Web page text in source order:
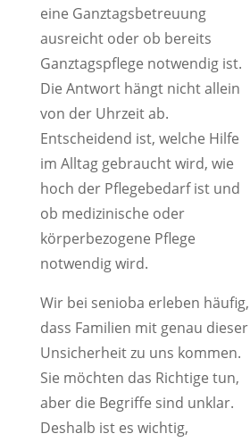
eine Ganztagsbetreuung
ausreicht oder ob bereits
Ganztagspflege notwendig ist.
Die Antwort hängt nicht allein
von der Uhrzeit ab.
Entscheidend ist, welche Hilfe
im Alltag gebraucht wird, wie
hoch der Pflegebedarf ist und
ob medizinische oder
körperbezogene Pflege
notwendig wird.
Wir bei senioba erleben häufig,
dass Familien mit genau dieser
Unsicherheit zu uns kommen.
Sie möchten das Richtige tun,
aber die Begriffe sind unklar.
Deshalb ist es wichtig,